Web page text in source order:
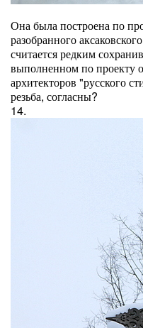
Она была построена по
разобранного
считается редким
выполненном по проекту
архитекторов "русского
резьба, согласны?
14.